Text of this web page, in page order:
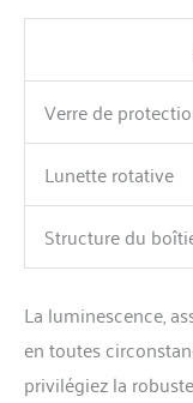
Verre de
Lunette rotative
Structure du
La luminescence,
en toutes
privilégiez la